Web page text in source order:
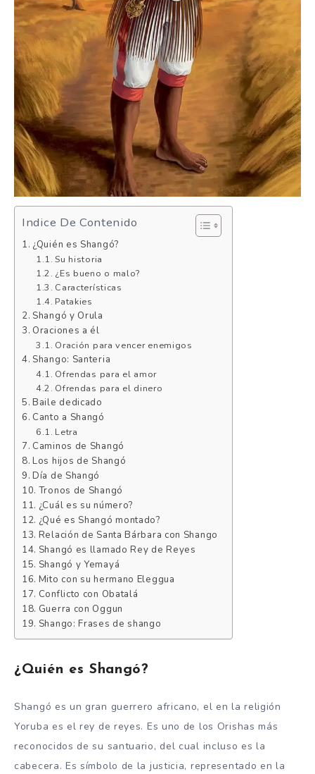
Indice De Contenido
¿Quién es Shangó?
Su historia
¿Es bueno o malo?
Características
Patakies
Shangó y Orula
Oraciones a él
Oración para vencer enemigos
Shango: Santeria
Ofrendas para el amor
Ofrendas para el dinero
Baile dedicado
Canto a Shangó
Letra
Caminos de Shangó
Los hijos de Shangó
Día de Shangó
Tronos de Shangó
¿Cuál es su número?
¿Qué es Shangó montado?
Relación de Santa Bárbara con Shango
Shangó es llamado Rey de Reyes
Shangó y Yemayá
Mito con su hermano Eleggua
Conflicto con Obatalá
Guerra con Oggun
Shango: Frases de shango
¿Quién es Shangó?
Shangó es un gran guerrero africano, el en la religión
Yoruba es el rey de reyes. Es uno de los Orishas más
reconocidos de su santuario, del cual incluso es la
cabecera. Es símbolo de la justicia, representado en la